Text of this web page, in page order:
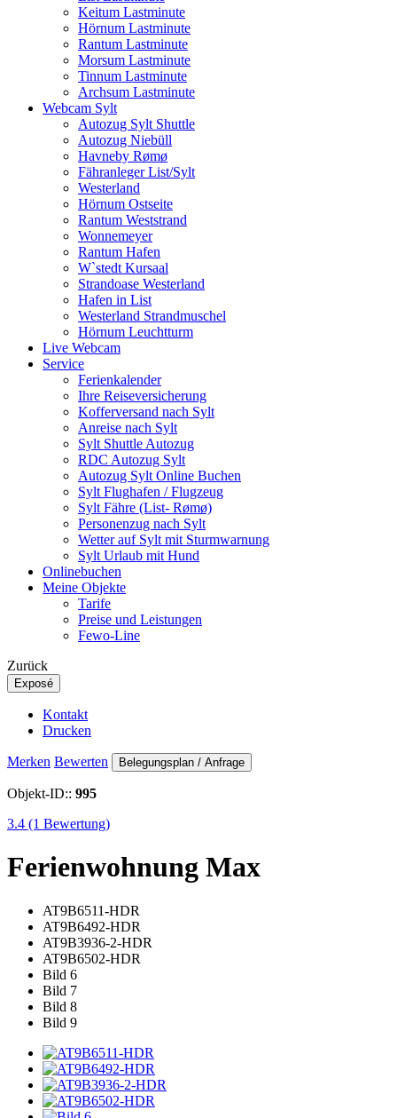
Keitum Lastminute
Hörnum Lastminute
Rantum Lastminute
Morsum Lastminute
Tinnum Lastminute
Archsum Lastminute
Webcam Sylt
Autozug Sylt Shuttle
Autozug Niebüll
Havneby Rømø
Fähranleger List/Sylt
Westerland
Hörnum Ostseite
Rantum Weststrand
Wonnemeyer
Rantum Hafen
W`stedt Kursaal
Strandoase Westerland
Hafen in List
Westerland Strandmuschel
Hörnum Leuchtturm
Live Webcam
Service
Ferienkalender
Ihre Reiseversicherung
Kofferversand nach Sylt
Anreise nach Sylt
Sylt Shuttle Autozug
RDC Autozug Sylt
Autozug Sylt Online Buchen
Sylt Flughafen / Flugzeug
Sylt Fähre (List- Rømø)
Personenzug nach Sylt
Wetter auf Sylt mit Sturmwarnung
Sylt Urlaub mit Hund
Onlinebuchen
Meine Objekte
Tarife
Preise und Leistungen
Fewo-Line
Zurück
Exposé
Kontakt
Drucken
Merken Bewerten Belegungsplan / Anfrage
Objekt-ID:: 995
3.4 (1 Bewertung)
Ferienwohnung Max
AT9B6511-HDR
AT9B6492-HDR
AT9B3936-2-HDR
AT9B6502-HDR
Bild 6
Bild 7
Bild 8
Bild 9